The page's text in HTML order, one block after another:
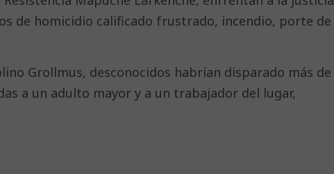
de homicidio calificado frustrado, incendio, porte de
Grollmus, desconocidos habrían disparado más de
a un adulto mayor y a un trabajador del lugar,